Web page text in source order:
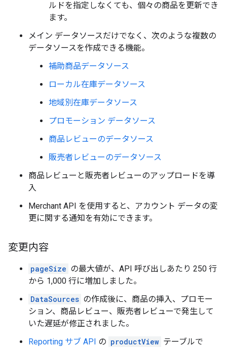
ルドを指定しなくても、個々の商品を更新でき
ます。
メイン データソースだけでなく、次のような複数の
データソースを作成できる機能。
補助商品データソース
ローカル在庫データソース
地域別在庫データソース
プロモーション データソース
商品レビューのデータソース
販売者レビューのデータソース
商品レビューと販売者レビューのアップロードを導
入
Merchant API を使用すると、アカウント データの変
更に関する通知を有効にできます。
変更内容
pageSize の最大値が、API 呼び出しあたり 250 行
から 1,000 行に増加しました。
DataSources の作成後に、商品の挿入、プロモー
ション、商品レビュー、販売者レビューで発生して
いた遅延が修正されました。
Reporting サブ API の productView テーブルで